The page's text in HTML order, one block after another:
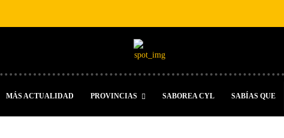
MÁS ACTUALIDAD PROVINCIAS SABOREA CYL SABÍAS QUE